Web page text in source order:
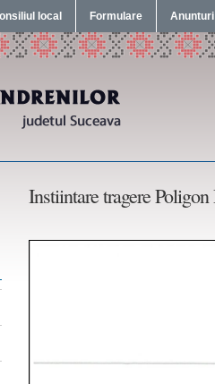
local Formulare Anunturi
Instiintare tragere Poligon